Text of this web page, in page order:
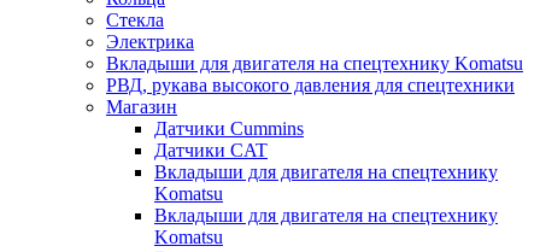
Стекла
Электрика
Вкладыши для двигателя на спецтехнику Komatsu
РВД, рукава высокого давления для спецтехники
Магазин
Датчики Cummins
Датчики CAT
Вкладыши для двигателя на спецтехнику
Komatsu
Вкладыши для двигателя на спецтехнику
Komatsu